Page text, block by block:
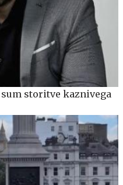
storitve kaznivega